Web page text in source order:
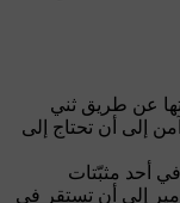
عن طريق ثني
إلى أن تحتاج إلى
أحد مثبّتات
إلى أن تستقر في